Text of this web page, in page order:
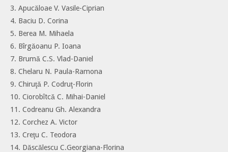
3. Apucăloae V. Vasile-Ciprian
4. Baciu D. Corina
5. Berea M. Mihaela
6. Bîrgăoanu P. Ioana
7. Brumă C.S. Vlad-Daniel
8. Chelaru N. Paula-Ramona
9. Chiruţă P. Codruţ-Florin
10. Ciorobîtcă C. Mihai-Daniel
11. Codreanu Gh. Alexandra
12. Corchez A. Victor
13. Creţu C. Teodora
14. Dăscălescu C.Georgiana-Florina